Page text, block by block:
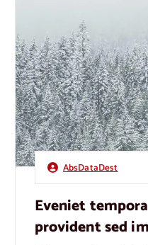
AbsDataDest
Eveniet
provident sed